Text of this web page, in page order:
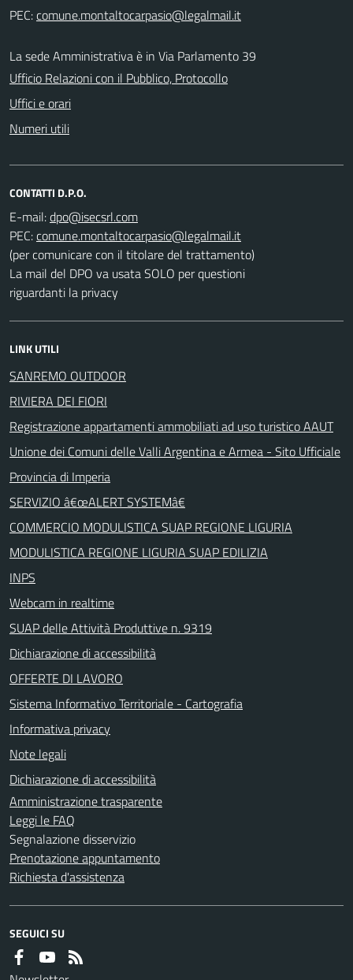
PEC:
La sede Amministrativa è in Via Parlamento 39
Ufficio Relazioni con il Pubblico, Protocollo
Uffici e orari
Numeri utili
CONTATTI D.P.O.
E-mail:
PEC:
(per comunicare con il titolare del trattamento)
La mail del DPO va usata SOLO per questioni
riguardanti la privacy
LINK UTILI
SANREMO OUTDOOR
RIVIERA DEI FIORI
Registrazione appartamenti ammobiliati ad uso turistico AAUT
Unione dei Comuni delle Valli Argentina e Armea - Sito Ufficiale
Provincia di Imperia
SERVIZIO â€œALERT SYSTEMâ€
COMMERCIO MODULISTICA SUAP REGIONE LIGURIA
MODULISTICA REGIONE LIGURIA SUAP EDILIZIA
INPS
Webcam in realtime
SUAP delle Attività Produttive n. 9319
Dichiarazione di accessibilità
OFFERTE DI LAVORO
Sistema Informativo Territoriale - Cartografia
Informativa privacy
Note legali
Dichiarazione di accessibilità
Amministrazione trasparente
Leggi le FAQ
Segnalazione disservizio
Prenotazione appuntamento
Richiesta d'assistenza
SEGUICI SU